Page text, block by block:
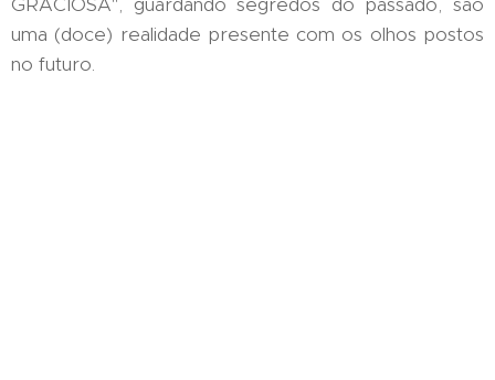
uma (doce) realidade presente com os olhos postos
no futuro.